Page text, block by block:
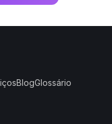
BlogGlossário